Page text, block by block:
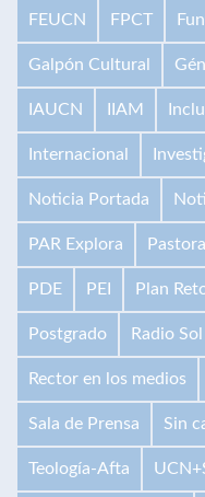
FEUCN FPCT
Galpón Cultural
IAUCN IIAM
Internacional
Noticia Portada
PAR Explora Pastoral
PDE PEI Plan
Postgrado Radio Sol
Rector en los medios
Sala de Prensa Sin
Teología-Afta